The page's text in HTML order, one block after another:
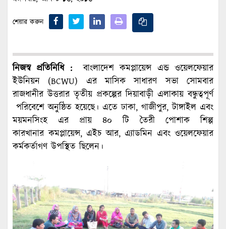
শেয়ার করুন
নিজস্ব প্রতিনিধি :বাংলাদেশ কমপ্লায়েন্স এন্ড ওয়েলফেয়ার
ইউনিয়ন (BCWU) এর মাসিক সাধারণ সভা সোমবার
রাজধানীর উত্তরার তৃতীয় প্রকল্পের দিয়াবাড়ী এলাকায় বন্ধুত্বপূর্ণ
পরিবেশে অনুষ্ঠিত হয়েছে। এতে ঢাকা, গাজীপুর, টাঙ্গাইল এবং
ময়মনসিংহ এর প্রায় ৪০ টি তৈরী পোশাক শিল্প
কারখানার কমপ্লায়েন্স, এইচ আর, এ্যাডমিন এবং ওয়েলফেয়ার
কর্মকর্তাগণ উপস্থিত ছিলেন।